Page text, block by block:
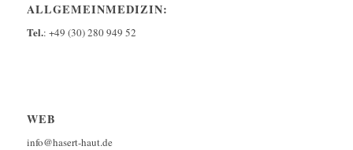
ALLGEMEINMEDIZIN:
Tel.: +49 (30) 280 949 52
WEB
info@hasert-haut.de